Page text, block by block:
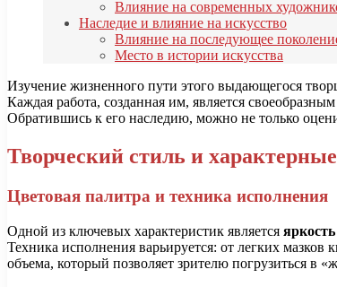
Влияние на современных
Наследие и влияние на искусство
Влияние на последующее
Место в истории искусства
Изучение жизненного пути этого выдающегося
Каждая работа, созданная им, является
Обратившись к его наследию, можно не только
Творческий стиль и
Цветовая палитра и техника исполнения
Одной из ключевых характеристик является яркость
Техника исполнения варьируется: от легких мазков
объема, который позволяет зрителю погрузиться в